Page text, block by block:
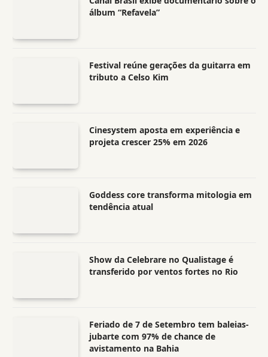
álbum “Refavela”
Festival reúne gerações da guitarra em
tributo a Celso Kim
Cinesystem aposta em experiência e
projeta crescer 25% em 2026
Goddess core transforma mitologia em
tendência atual
Show da Celebrare no Qualistage é
transferido por ventos fortes no Rio
Feriado de 7 de Setembro tem baleias-
jubarte com 97% de chance de
avistamento na Bahia